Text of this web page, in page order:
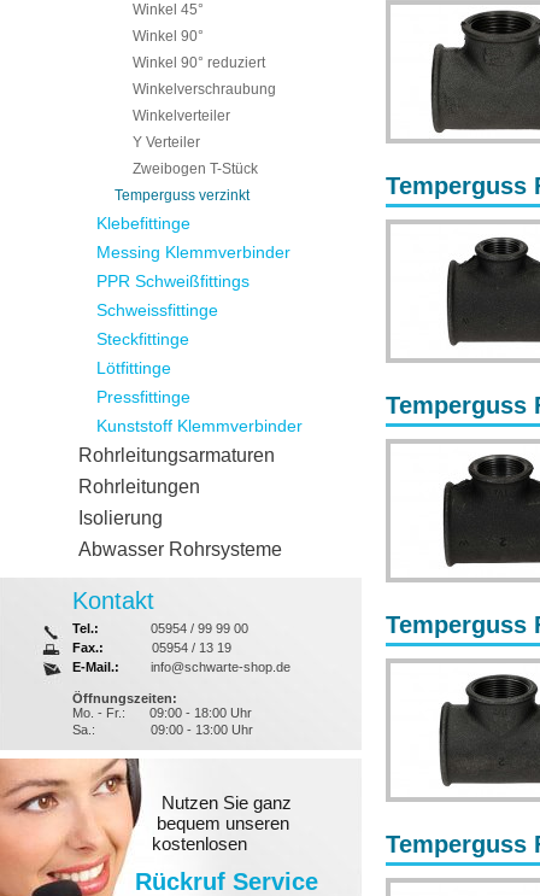
Temperguss
Temperguss
Temperguss
Temperguss
Winkel 45°
Winkel 90°
Winkel 90° reduziert
Winkelverschraubung
Winkelverteiler
Y Verteiler
Zweibogen T-Stück
Temperguss verzinkt
Klebefittinge
Messing Klemmverbinder
PPR Schweißfittings
Schweissfittinge
Steckfittinge
Lötfittinge
Pressfittinge
Kunststoff Klemmverbinder
Rohrleitungsarmaturen
Rohrleitungen
Isolierung
Abwasser Rohrsysteme
Kontakt
Tel.:
05954 / 99 99 00
Fax.:
05954 / 13 19
E-Mail.:
info@schwarte-shop.de
Öffnungszeiten:
Mo. - Fr.:
09:00 - 18:00 Uhr
Sa.:
09:00 - 13:00 Uhr
Nutzen Sie ganz
bequem unseren
kostenlosen
Rückruf Service